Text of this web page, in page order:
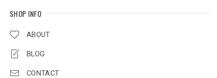
SHOP INFO
ABOUT
BLOG
CONTACT